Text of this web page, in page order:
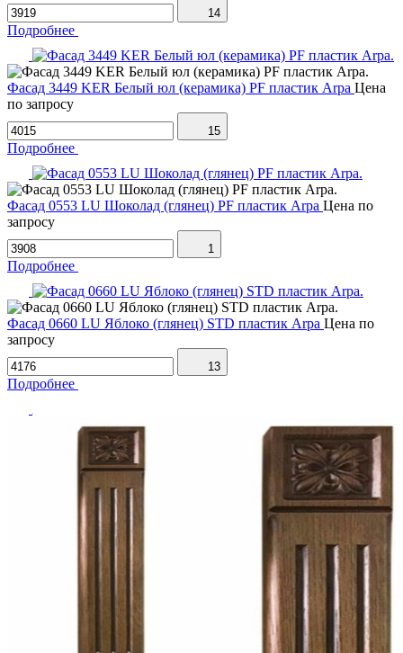
14
Подробнее
Фасад 3449 KER Белый юл (керамика) PF пластик Arpa Цена
по запросу
15
Подробнее
Фасад 0553 LU Шоколад (глянец) PF пластик Arpa Цена по
запросу
1
Подробнее
Фасад 0660 LU Яблоко (глянец) STD пластик Arpa Цена по
запросу
13
Подробнее